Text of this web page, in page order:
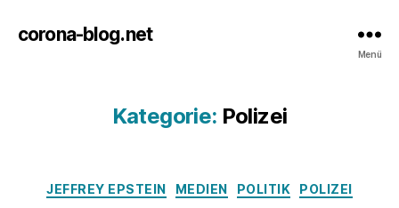
corona-blog.net
Menü
Kategorie: Polizei
Kategorien
JEFFREY EPSTEIN MEDIEN POLITIK POLIZEI